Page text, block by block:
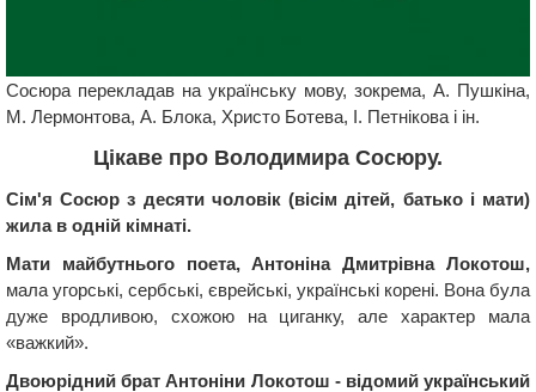
Сосюра перекладав на українську мову, зокрема, А. Пушкіна,
М. Лермонтова, А. Блока, Христо Ботева, І. Петнікова і ін.
Цікаве про Володимира Сосюру.
Сім'я Сосюр з десяти чоловік (вісім дітей, батько і мати)
жила в одній кімнаті.
Мати майбутнього поета, Антоніна Дмитрівна Локотош,
мала угорські, сербські, єврейські, українські корені. Вона була
дуже вродливою, схожою на циганку, але характер мала
«важкий».
Двоюрідний брат Антоніни Локотош - відомий український